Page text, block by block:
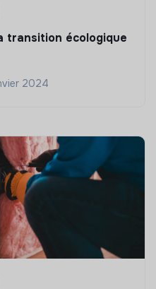
transition écologique
2024